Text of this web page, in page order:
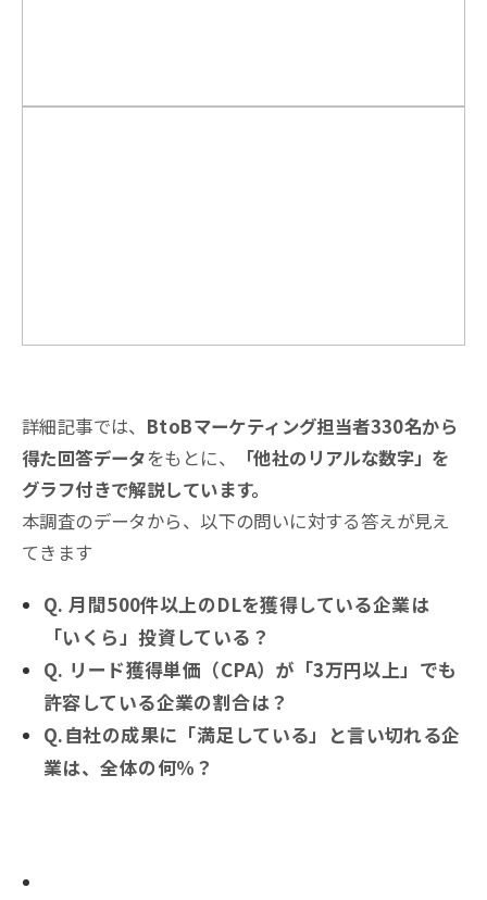
詳細記事では、 BtoBマーケティング担当者330名から
得た回答データをもとに、
「他社のリアルな数字」を
グラフ付きで解説しています。
本調査のデータから、以下の問いに対する答えが見え
てきます
Q. 月間500件以上のDLを獲得している企業は
「いくら」投資している？
Q. リード獲得単価（CPA）が「3万円以上」でも
許容している企業の割合は？
Q.自社の成果に「満足している」と言い切れる企
業は、全体の何％？